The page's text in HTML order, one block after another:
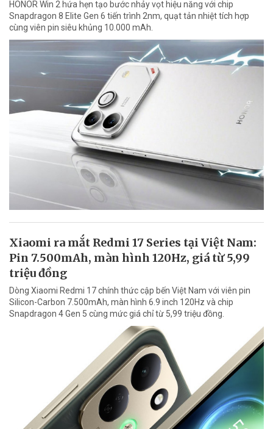
HONOR Win 2 hứa hẹn tạo bước nhảy vọt hiệu năng với chip
Snapdragon 8 Elite Gen 6 tiến trình 2nm, quạt tản nhiệt tích hợp
cùng viên pin siêu khủng 10.000 mAh.
Xiaomi ra mắt Redmi 17 Series tại Việt Nam:
Pin 7.500mAh, màn hình 120Hz, giá từ 5,99
triệu đồng
Dòng Xiaomi Redmi 17 chính thức cập bến Việt Nam với viên pin
Silicon-Carbon 7.500mAh, màn hình 6.9 inch 120Hz và chip
Snapdragon 4 Gen 5 cùng mức giá chỉ từ 5,99 triệu đồng.